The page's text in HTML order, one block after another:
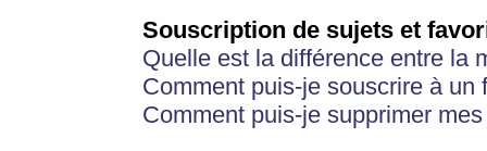
Souscription de sujets et
Quelle est la différence entre la
Comment puis-je souscrire à
Comment puis-je supprimer